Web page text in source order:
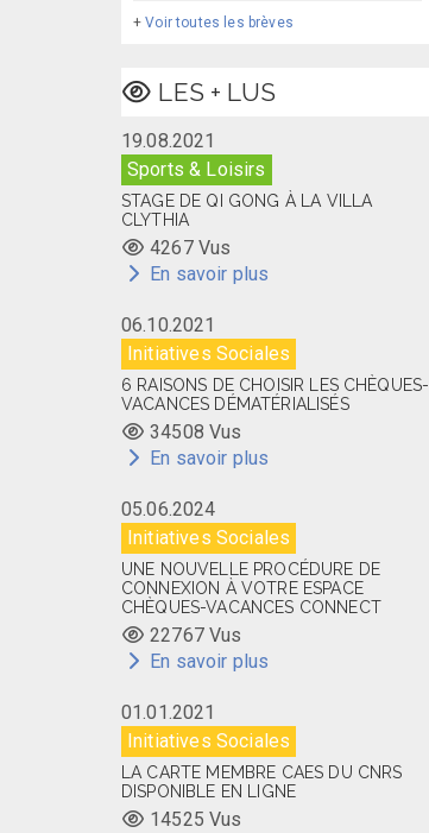
+Voir toutes les brèves
LES + LUS
19.08.2021
Sports & Loisirs
STAGE DE QI GONG À LA VILLA
CLYTHIA
4267 Vus
En savoir plus
06.10.2021
Initiatives Sociales
6 RAISONS DE CHOISIR LES CHÈQUES-
VACANCES DÉMATÉRIALISÉS
34508 Vus
En savoir plus
05.06.2024
Initiatives Sociales
UNE NOUVELLE PROCÉDURE DE
CONNEXION À VOTRE ESPACE
CHÈQUES-VACANCES CONNECT
22767 Vus
En savoir plus
01.01.2021
Initiatives Sociales
LA CARTE MEMBRE CAES DU CNRS
DISPONIBLE EN LIGNE
14525 Vus